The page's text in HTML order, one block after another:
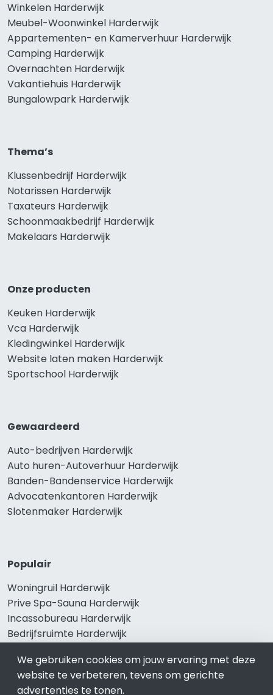
Winkelen Harderwijk
Meubel-Woonwinkel Harderwijk
Appartementen- en Kamerverhuur Harderwijk
Camping Harderwijk
Overnachten Harderwijk
Vakantiehuis Harderwijk
Bungalowpark Harderwijk
Thema’s
Klussenbedrijf Harderwijk
Notarissen Harderwijk
Taxateurs Harderwijk
Schoonmaakbedrijf Harderwijk
Makelaars Harderwijk
Onze producten
Keuken Harderwijk
Vca Harderwijk
Kledingwinkel Harderwijk
Website laten maken Harderwijk
Sportschool Harderwijk
Gewaardeerd
Auto-bedrijven Harderwijk
Auto huren-Autoverhuur Harderwijk
Banden-Bandenservice Harderwijk
Advocatenkantoren Harderwijk
Slotenmaker Harderwijk
Populair
Woningruil Harderwijk
Prive Spa-Sauna Harderwijk
Incassobureau Harderwijk
Bedrijfsruimte Harderwijk
We gebruiken cookies om jouw ervaring met deze
website te verbeteren, tevens om gerichte
advertenties te tonen.